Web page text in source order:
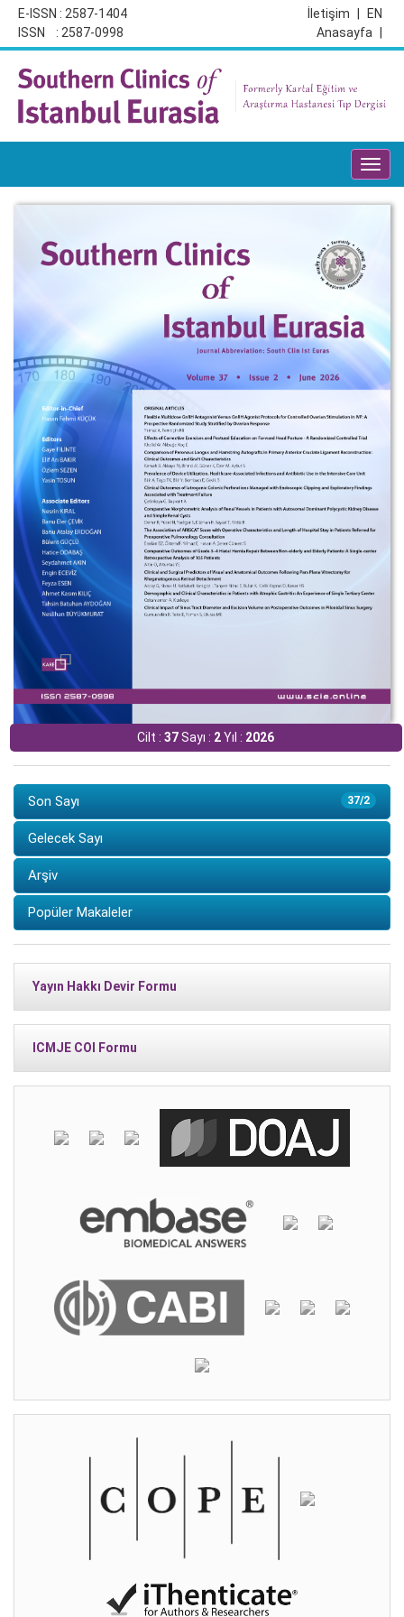
E-ISSN : 2587-1404
ISSN : 2587-0998
EN
İletişim
Anasayfa
Cilt :37Sayı : 2Yıl : 2026
37/2
Son Sayı
Gelecek Sayı
Arşiv
Popüler Makaleler
Yayın Hakkı Devir Formu
ICMJE COI Formu